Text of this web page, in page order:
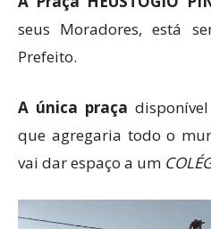
seus Moradores, está
Prefeito.
A única praça
que agregaria todo o
vai dar espaço a um